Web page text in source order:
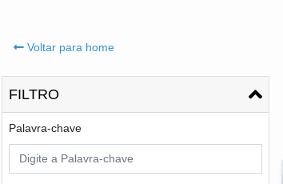
Voltar para home
FILTRO
Palavra-chave